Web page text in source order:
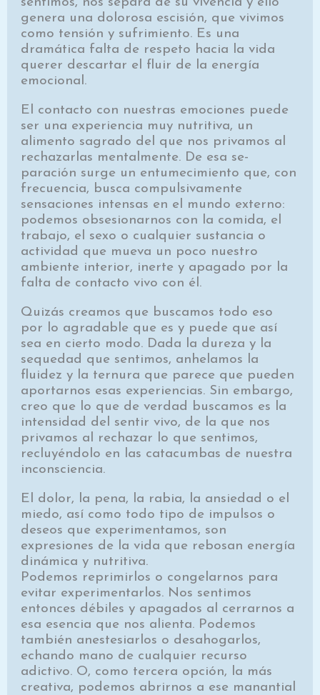
genera una dolorosa escisión, que vivimos
como ten­sión y sufrimiento. Es una
dramática falta de respe­to hacia la vida
querer descartar el fluir de la energía
emocional.
El contacto con nuestras emociones puede
ser una experiencia muy nutritiva, un
alimento sagrado del que nos privamos al
rechazarlas mentalmente. De esa se­
paración surge un entumecimiento que, con
frecuen­cia, busca compulsivamente
sensaciones intensas en el mundo externo:
podemos obsesionarnos con la comi­da, el
trabajo, el sexo o cualquier sustancia o
actividad que mueva un poco nuestro
ambiente interior, inerte y apagado por la
falta de contacto vivo con él.
Quizás creamos que buscamos todo eso
por lo agradable que es y puede que así
sea en cierto modo. Dada la dureza y la
sequedad que sentimos, anhelamos la
fluidez y la ternura que parece que pueden
aportar­nos esas experiencias. Sin embargo,
creo que lo que de verdad buscamos es la
intensidad del sentir vivo, de la que nos
privamos al rechazar lo que sentimos,
recluyén­dolo en las catacumbas de nuestra
inconsciencia.
El dolor, la pena, la rabia, la ansiedad o el
miedo, así como todo tipo de impulsos o
deseos que experimen­tamos, son
expresiones de la vida que rebosan energía
dinámica y nutritiva.
Podemos reprimirlos o congelarnos para
evitar ex­perimentarlos. Nos sentimos
entonces débiles y apa­gados al cerrarnos a
esa esencia que nos alienta. Po­demos
también anestesiarlos o desahogarlos,
echando mano de cualquier recurso
adictivo. O, como tercera opción, la más
creativa, podemos abrirnos a ese ma­nantial